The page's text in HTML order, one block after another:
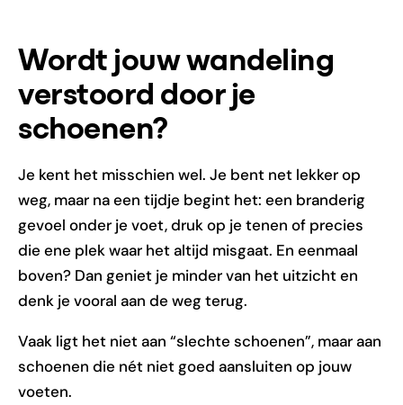
Wordt jouw wandeling
verstoord door je
schoenen?
Je kent het misschien wel. Je bent net lekker op
weg, maar na een tijdje begint het: een branderig
gevoel onder je voet, druk op je tenen of precies
die ene plek waar het altijd misgaat. En eenmaal
boven? Dan geniet je minder van het uitzicht en
denk je vooral aan de weg terug.
Vaak ligt het niet aan “slechte schoenen”, maar aan
schoenen die nét niet goed aansluiten op jouw
voeten.